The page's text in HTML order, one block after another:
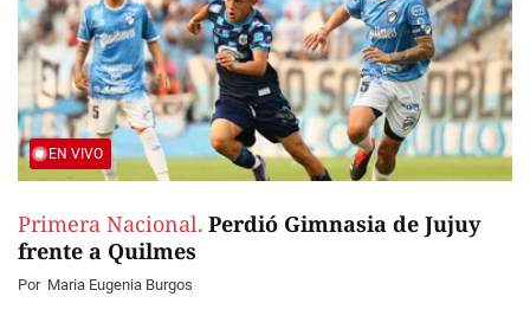
EN VIVO
Primera Nacional. Perdió Gimnasia de Jujuy
frente a Quilmes
Por Maria Eugenia Burgos